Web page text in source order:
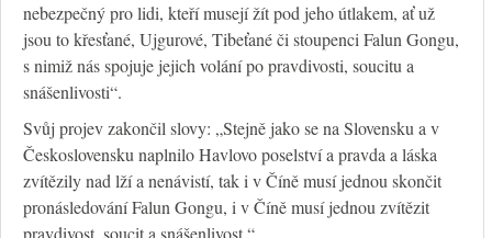
nebezpečný pro lidi, kteří musejí žít pod jeho útlakem, ať už
jsou to křesťané, Ujgurové, Tibeťané či stoupenci Falun Gongu,
s nimiž nás spojuje jejich volání po pravdivosti, soucitu a
snášenlivosti“.
Svůj projev zakončil slovy: „Stejně jako se na Slovensku a v
Československu naplnilo Havlovo poselství a pravda a láska
zvítězily nad lží a nenávistí, tak i v Číně musí jednou skončit
pronásledování Falun Gongu, i v Číně musí jednou zvítězit
pravdivost, soucit a snášenlivost.“